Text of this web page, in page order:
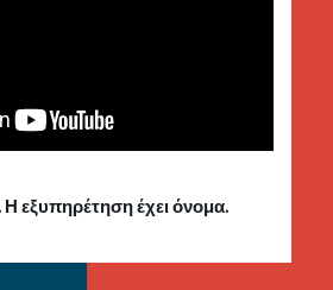
Η εξυπηρέτηση έχει όνομα.